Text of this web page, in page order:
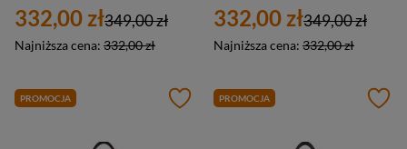
332,00 zł
Najniższa cena: 332,00 zł
349,00 zł 332,00 zł
Najniższa cena: 332,00 zł
349,00 zł
PROMOCJA PROMOCJA